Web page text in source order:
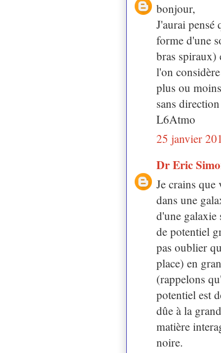
bonjour,
J'aurai pensé
forme d'une
bras spiraux)
l'on
plus ou
sans
L6Atmo
25 janvier
Dr Eric
Je crains que
dans une
d'une galaxie
de potentiel
pas oublier
place) en
(rappelons
potentiel est
dûe à la
matière
noire.